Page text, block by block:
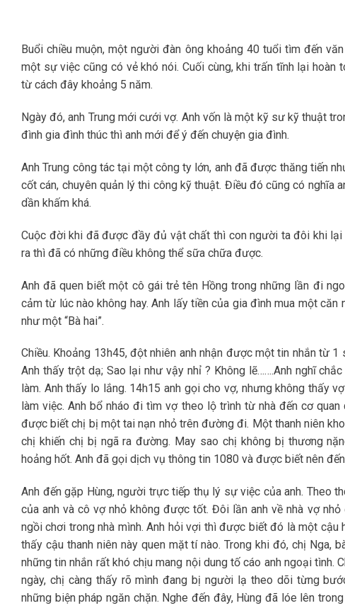
Buổi chiều muộn, một người đàn ông khoảng 40 tuổi tìm đến
một sự việc cũng có vẻ khó nói. Cuối cùng, khi trấn tĩnh lại hoàn
từ cách đây khoảng 5 năm.
Ngày đó, anh Trung mới cưới vợ. Anh vốn là một kỹ sư kỹ thuật
đình gia đình thúc thì anh mới để ý đến chuyện gia đình.
Anh Trung công tác tại một công ty lớn, anh đã được thăng tiến
cốt cán, chuyên quản lý thi công kỹ thuật. Điều đó cũng có nghĩa
dần khấm khá.
Cuộc đời khi đã được đầy đủ vật chất thì con người ta đôi khi lại
ra thì đã có những điều không thể sữa chữa được.
Anh đã quen biết một cô gái trẻ tên Hồng trong những lần đi
cảm từ lúc nào không hay. Anh lấy tiền của gia đình mua một
như một “Bà hai”.
Chiều. Khoảng 13h45, đột nhiên anh nhận được một tin nhắn từ
Anh thấy trột dạ; Sao lại như vậy nhỉ ? Không lẽ…….Anh nghĩ
làm. Anh thấy lo lắng. 14h15 anh gọi cho vợ, nhưng không thấy
làm việc. Anh bổ nháo đi tìm vợ theo lộ trình từ nhà đến cơ
được biết chị bị một tai nạn nhỏ trên đường đi. Một thanh niên
chị khiến chị bị ngã ra đường. May sao chị không bị thương
hoảng hốt. Anh đã gọi dịch vụ thông tin 1080 và được biết nên
Anh đến gặp Hùng, người trực tiếp thụ lý sự việc của anh. Theo
của anh và cô vợ nhỏ không được tốt. Đôi lần anh về nhà vợ
ngồi chơi trong nhà mình. Anh hỏi vợi thì được biết đó là một cậu
thấy cậu thanh niên này quen mặt tí nào. Trong khi đó, chị Nga,
những tin nhắn rất khó chịu mang nội dung tố cáo anh ngoại tình.
ngày, chị càng thấy rõ mình đang bị người lạ theo dõi từng
những biện pháp ngăn chặn. Nghe đến đây, Hùng đã lóe lên